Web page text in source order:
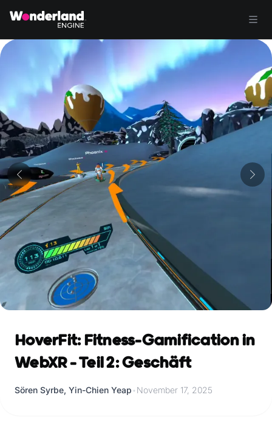
HoverFit: Fitness-Gamification in
WebXR - Teil 2: Geschäft
Sören Syrbe, Yin-Chien Yeap• November 17, 2025